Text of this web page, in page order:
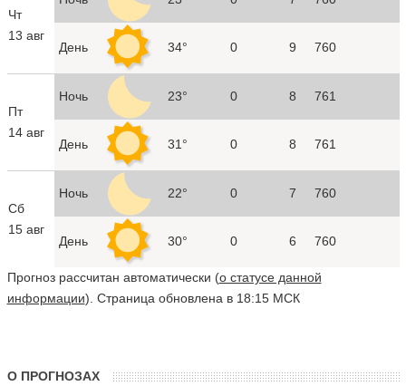
Чт
13 авг
День 34° 0 9 760
Пт
14 авг
Ночь 23° 0 8 761
День 31° 0 8 761
Сб
15 авг
Ночь 22° 0 7 760
День 30° 0 6 760
Прогноз рассчитан автоматически (о статусе данной
информации). Страница обновлена в 18:15 МСК
О ПРОГНОЗАХ